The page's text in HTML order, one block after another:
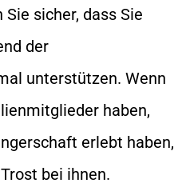
sicher, dass Sie
der
unterstützen. Wenn
haben,
erlebt haben,
bei ihnen.